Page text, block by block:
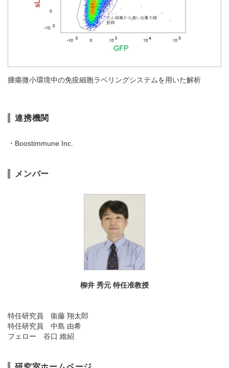
腫瘍微小環境中の免疫細胞ラベリングシステムを用いた解析
連携機関
・Boostimmune Inc.
メンバー
柳井 秀元 特任准教授
特任研究員 衞藤 翔太郎
特任研究員 中島 由希
フェロー 谷口 維紹